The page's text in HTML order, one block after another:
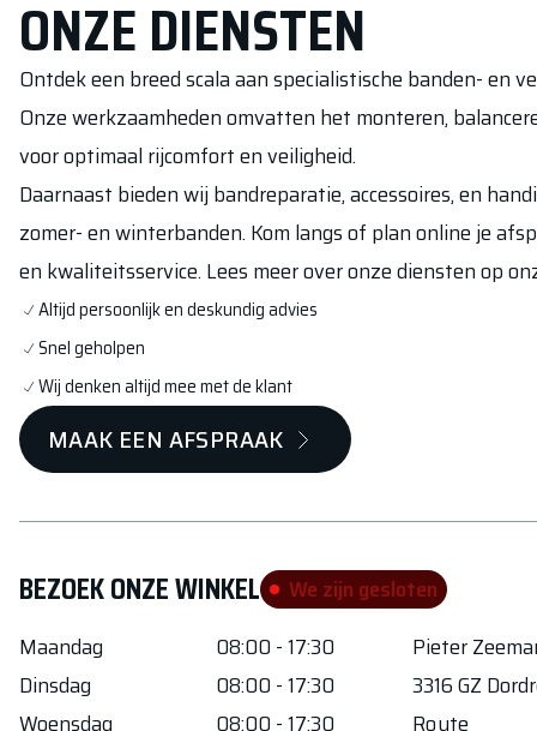
ONZE DIENSTEN
Ontdek een breed scala aan specialistische banden- en
Onze werkzaamheden omvatten het monteren,
voor optimaal rijcomfort en veiligheid.
Daarnaast bieden wij bandreparatie, accessoires, en
zomer- en winterbanden. Kom langs of plan online je
en kwaliteitsservice. Lees meer over onze diensten op
Altijd persoonlijk en deskundig advies
Snel geholpen
Wij denken altijd mee met de klant
MAAK EEN AFSPRAAK
BEZOEK ONZE WINKEL
We zijn gesloten
Maandag
08:00 - 17:30
Dinsdag
08:00 - 17:30
Pieter
3316 GZ